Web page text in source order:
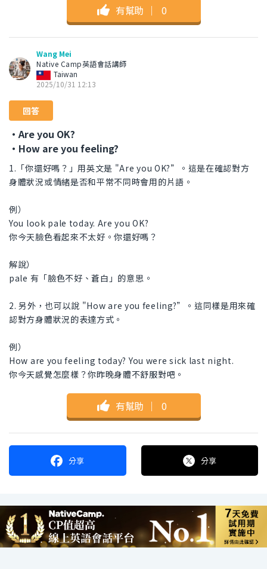
有幫助 ｜ 0
Wang Mei
Native Camp英語會話講師
Taiwan
2025/10/31 12:13
回答
・Are you OK?
・How are you feeling?
1.「你還好嗎？」用英文是 "Are you OK?”。這是在確認對方
身體狀況或情緒是否和平常不同時會用的片語。
例）
You look pale today. Are you OK?
你今天臉色看起來不太好。你還好嗎？
解說）
pale 有「臉色不好、蒼白」的意思。
2. 另外，也可以說 "How are you feeling?”。這同樣是用來確
認對方身體狀況的表達方式。
例）
How are you feeling today? You were sick last night.
你今天感覺怎麼樣？你昨晚身體不舒服對吧。
有幫助 ｜ 0
分享 分享